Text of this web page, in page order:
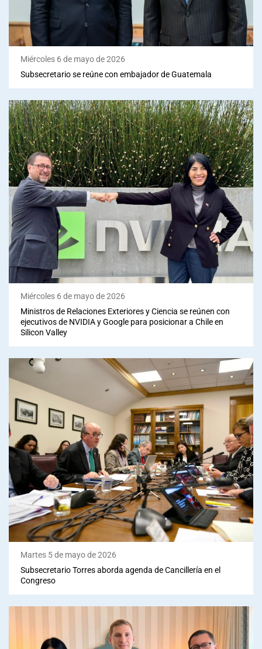
Miércoles 6 de mayo de 2026
Subsecretario se reúne con embajador de Guatemala
Miércoles 6 de mayo de 2026
Ministros de Relaciones Exteriores y Ciencia se reúnen con
ejecutivos de NVIDIA y Google para posicionar a Chile en
Silicon Valley
Martes 5 de mayo de 2026
Subsecretario Torres aborda agenda de Cancillería en el
Congreso